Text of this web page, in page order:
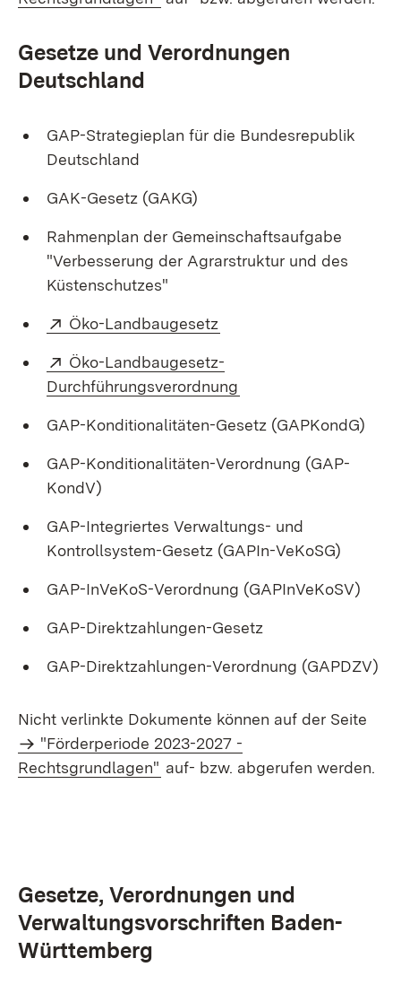
Gesetze und Verordnungen
Deutschland
GAP-Strategieplan für die Bundesrepublik
Deutschland
GAK-Gesetz (GAKG)
Rahmenplan der Gemeinschaftsaufgabe
"Verbesserung der Agrarstruktur und des
Küstenschutzes"
Extern:
Öko-Landbaugesetz
Extern:
Öko-Landbaugesetz-
Durchführungsverordnung
GAP-Konditionalitäten-Gesetz (GAPKondG)
GAP-Konditionalitäten-Verordnung (GAP-
KondV)
GAP-Integriertes Verwaltungs- und
Kontrollsystem-Gesetz (GAPIn-VeKoSG)
GAP-InVeKoS-Verordnung (GAPInVeKoSV)
GAP-Direktzahlungen-Gesetz
GAP-Direktzahlungen-Verordnung (GAPDZV)
Nicht verlinkte Dokumente können auf der Seite
"Förderperiode 2023-2027 -
Rechtsgrundlagen" auf- bzw. abgerufen werden.
Gesetze, Verordnungen und
Verwaltungsvorschriften Baden-
Württemberg